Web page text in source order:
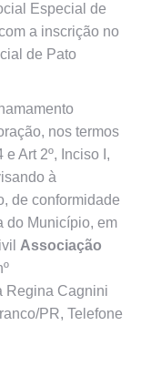
Especial de
a inscrição no
de Pato
nos termos
Art 2º, Inciso I,
à
de conformidade
do Município, em
Associação
Regina Cagnini
PR, Telefone